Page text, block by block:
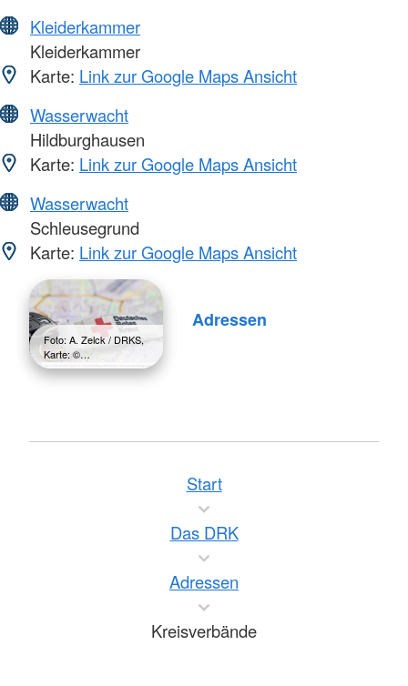
Kleiderkammer
Kleiderkammer
Karte: Link zur Google Maps Ansicht
Wasserwacht
Hildburghausen
Karte: Link zur Google Maps Ansicht
Wasserwacht
Schleusegrund
Karte: Link zur Google Maps Ansicht
Foto: A. Zelck / DRKS,
Karte: ©…
Adressen
Start
Das DRK
Adressen
Kreisverbände